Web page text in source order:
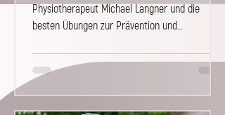
Physiotherapeut Michael Langner und die
besten Übungen zur Prävention und